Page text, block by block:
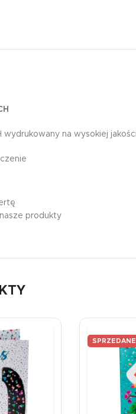
wydrukowany na wysokiej
produkty
SPRZEDANE